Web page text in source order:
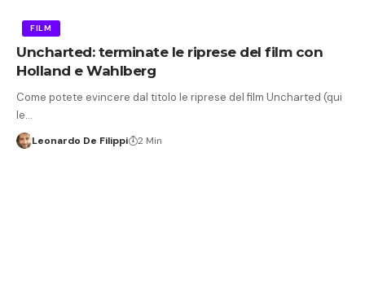
FILM
Uncharted: terminate le riprese del film con
Holland e Wahlberg
Come potete evincere dal titolo le riprese del film Uncharted (qui
le…
Leonardo De Filippi 2 Min